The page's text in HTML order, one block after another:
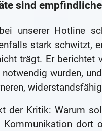
sind
unserer Hotline
stark schwitzt,
trägt. Er berichtet
wurden,
der Kritik: Warum
Kommunikation dort